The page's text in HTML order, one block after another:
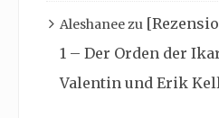
Aleshaneezu
1 – Der Orden der
Valentin und Erik